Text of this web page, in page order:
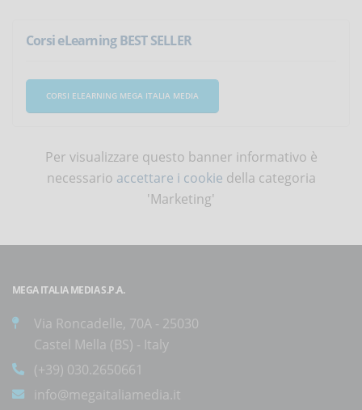
Corsi eLearning BEST SELLER
CORSI ELEARNING MEGA ITALIA MEDIA
Per visualizzare questo banner informativo è
necessario accettare i cookie della categoria
'Marketing'
MEGA ITALIA MEDIA S.P.A.
Via Roncadelle, 70A - 25030
Castel Mella (BS) - Italy
(+39) 030.2650661
info@megaitaliamedia.it